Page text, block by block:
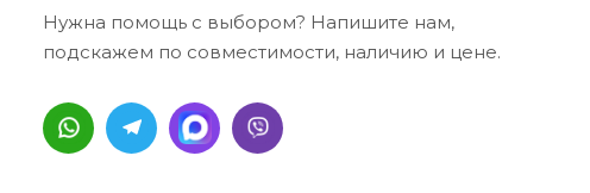
Нужна помощь с выбором? Напишите нам,
подскажем по совместимости, наличию и цене.